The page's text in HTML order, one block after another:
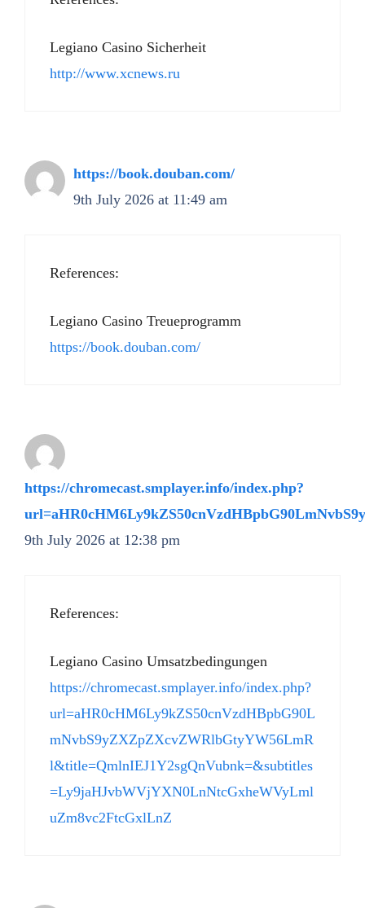
Legiano Casino Sicherheit
http://www.xcnews.ru
https://book.douban.com/
9th July 2026 at 11:49 am
References:
Legiano Casino Treueprogramm
https://book.douban.com/
https://chromecast.smplayer.info/index.php?
9th July 2026 at 12:38 pm
References:
Legiano Casino Umsatzbedingungen
https://chromecast.smplayer.info/index.php?
url=aHR0cHM6Ly9kZS50cnVzdHBpbG90L
mNvbS9yZXZpZXcvZWRlbGtyYW56LmR
l&title=QmlnIEJ1Y2sgQnVubnk=&subtitles
=Ly9jaHJvbWVjYXN0LnNtcGxheWVyLml
uZm8vc2FtcGxlLnZ